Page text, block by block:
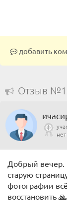
добавить
Отзыв
Добрый вечер.
старую
фотографии
восстановить